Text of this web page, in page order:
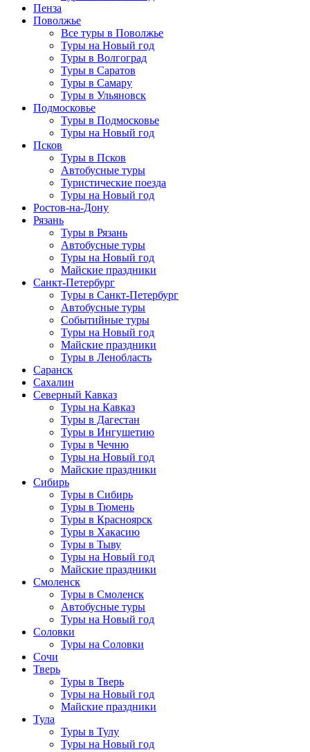
Пенза
Поволжье
Все туры в Поволжье
Туры на Новый год
Туры в Волгоград
Туры в Саратов
Туры в Самару
Туры в Ульяновск
Подмосковье
Туры в Подмосковье
Туры на Новый год
Псков
Туры в Псков
Автобусные туры
Туристические поезда
Туры на Новый год
Ростов-на-Дону
Рязань
Туры в Рязань
Автобусные туры
Туры на Новый год
Майские праздники
Санкт-Петербург
Туры в Санкт-Петербург
Автобусные туры
Событийные туры
Туры на Новый год
Майские праздники
Туры в Ленобласть
Саранск
Сахалин
Северный Кавказ
Туры на Кавказ
Туры в Дагестан
Туры в Ингушетию
Туры в Чечню
Туры на Новый год
Майские праздники
Сибирь
Туры в Сибирь
Туры в Тюмень
Туры в Красноярск
Туры в Хакасию
Туры в Тыву
Туры на Новый год
Майские праздники
Смоленск
Туры в Смоленск
Автобусные туры
Туры на Новый год
Соловки
Туры на Соловки
Сочи
Тверь
Туры в Тверь
Туры на Новый год
Майские праздники
Тула
Туры в Тулу
Туры на Новый год